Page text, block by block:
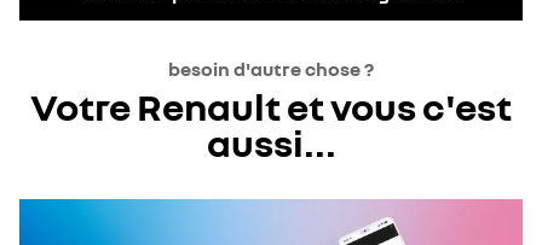
besoin d'autre chose ?
Votre Renault et vous c'est
aussi...